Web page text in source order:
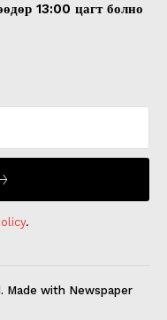
13:00 цагт болно
.
Made with Newspaper